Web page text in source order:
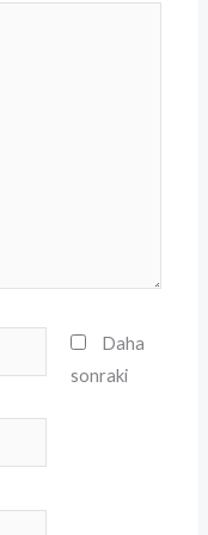
Daha
sonraki